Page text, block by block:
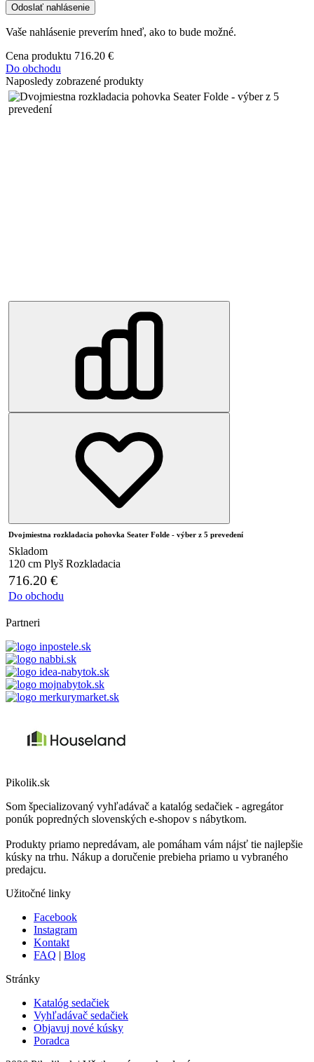
Odoslať nahlásenie
Vaše nahlásenie preverím hneď, ako to bude možné.
Cena produktu 716.20 €
Do obchodu
Naposledy zobrazené produkty
Dvojmiestna rozkladacia pohovka Seater Folde - výber z 5 prevedení
Skladom
120 cm Plyš Rozkladacia
716.20 €
Do obchodu
Partneri
Pikolik.sk
Som špecializovaný vyhľadávač a katalóg sedačiek - agregátor
ponúk popredných slovenských e-shopov s nábytkom.
Produkty priamo nepredávam, ale pomáham vám nájsť tie najlepšie
kúsky na trhu. Nákup a doručenie prebieha priamo u vybraného
predajcu.
Užitočné linky
Facebook
Instagram
Kontakt
FAQ | Blog
Stránky
Katalóg sedačiek
Vyhľadávač sedačiek
Objavuj nové kúsky
Poradca